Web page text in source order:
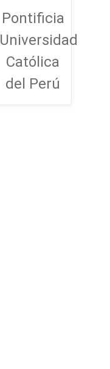
Pontificia
Universidad
Católica
del Perú